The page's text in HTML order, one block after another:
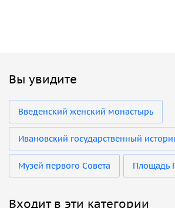
Вы увидите
Введенский женский монастырь
Ивановский государственный
Музей первого Совета Площадь
Входит в эти категории